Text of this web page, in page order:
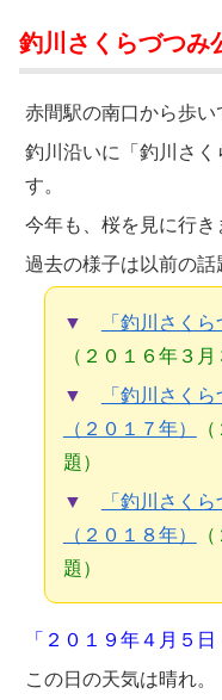
釣川さくらづつみ
赤間駅の南口から歩い
釣川沿いに「釣川さ
す。
今年も、桜を見に行き
過去の様子は以前の話
▼
「釣川さく
（２０１６年３
▼
「釣川さく
（２０１７年）
題）
▼
「釣川さく
（２０１８年）
題）
「２０１９年４月５日
この日の天気は晴れ。